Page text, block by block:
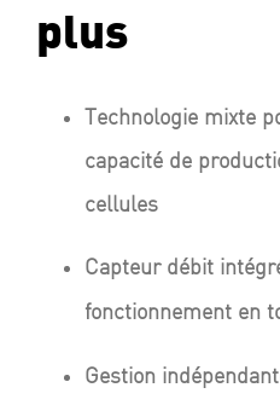
plus
Technologie mixte
capacité de
cellules
Capteur débit
fonctionnement en
Gestion